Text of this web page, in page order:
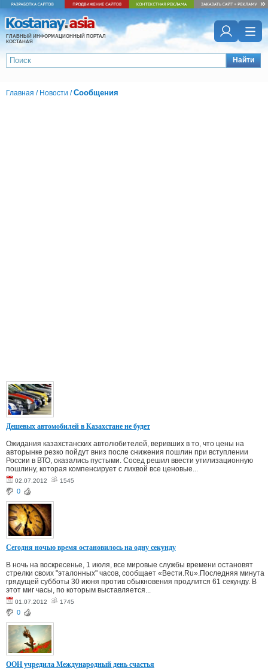
ГЛАВНЫЙ ИНФОРМАЦИОННЫЙ ПОРТАЛ
КОСТАНАЯ
Найти
Главная / Новости /Сообщения
Дешевых автомобилей в Казахстане не будет
Ожидания казахстанских автолюбителей, веривших в то, что цены на
авторынке резко пойдут вниз после снижения пошлин при вступлении
России в ВТО, оказались пустыми. Сосед решил ввести утилизационную
пошлину, которая компенсирует с лихвой все ценовые...
02.07.2012 1545
0
Сегодня ночью время остановилось на одну секунду
В ночь на воскресенье, 1 июля, все мировые службы времени остановят
стрелки своих "эталонных" часов, сообщает «Вести.Ru».Последняя минута
грядущей субботы 30 июня против обыкновения продлится 61 секунду. В
этот миг часы, по которым выставляется...
01.07.2012 1745
0
ООН учредила Международный день счастья